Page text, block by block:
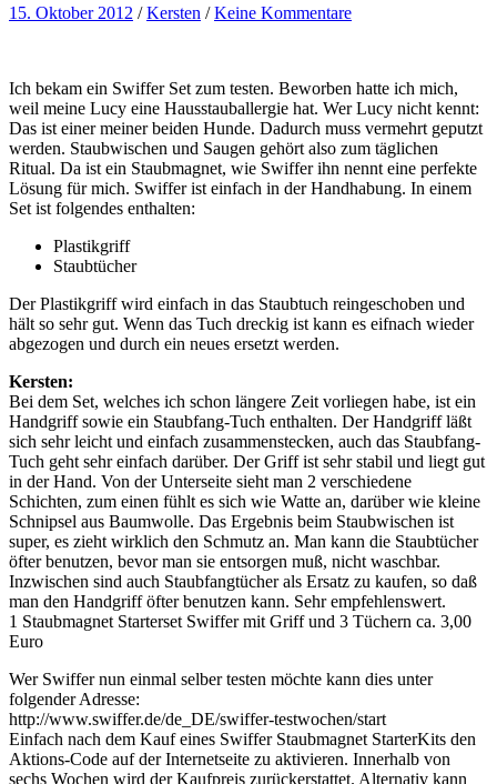
15. Oktober 2012 /Kersten /Keine Kommentare
Ich bekam ein Swiffer Set zum testen. Beworben hatte ich mich,
weil meine Lucy eine Hausstauballergie hat. Wer Lucy nicht kennt:
Das ist einer meiner beiden Hunde. Dadurch muss vermehrt geputzt
werden. Staubwischen und Saugen gehört also zum täglichen
Ritual. Da ist ein Staubmagnet, wie Swiffer ihn nennt eine perfekte
Lösung für mich. Swiffer ist einfach in der Handhabung. In einem
Set ist folgendes enthalten:
Plastikgriff
Staubtücher
Der Plastikgriff wird einfach in das Staubtuch reingeschoben und
hält so sehr gut. Wenn das Tuch dreckig ist kann es eifnach wieder
abgezogen und durch ein neues ersetzt werden.
Kersten:
Bei dem Set, welches ich schon längere Zeit vorliegen habe, ist ein
Handgriff sowie ein Staubfang-Tuch enthalten. Der Handgriff läßt
sich sehr leicht und einfach zusammenstecken, auch das Staubfang-
Tuch geht sehr einfach darüber. Der Griff ist sehr stabil und liegt gut
in der Hand. Von der Unterseite sieht man 2 verschiedene
Schichten, zum einen fühlt es sich wie Watte an, darüber wie kleine
Schnipsel aus Baumwolle. Das Ergebnis beim Staubwischen ist
super, es zieht wirklich den Schmutz an. Man kann die Staubtücher
öfter benutzen, bevor man sie entsorgen muß, nicht waschbar.
Inzwischen sind auch Staubfangtücher als Ersatz zu kaufen, so daß
man den Handgriff öfter benutzen kann. Sehr empfehlenswert.
1 Staubmagnet Starterset Swiffer mit Griff und 3 Tüchern ca. 3,00
Euro
Wer Swiffer nun einmal selber testen möchte kann dies unter
folgender Adresse:
http://www.swiffer.de/de_DE/swiffer-testwochen/start
Einfach nach dem Kauf eines Swiffer Staubmagnet StarterKits den
Aktions-Code auf der Internetseite zu aktivieren. Innerhalb von
sechs Wochen wird der Kaufpreis zurückerstattet. Alternativ kann